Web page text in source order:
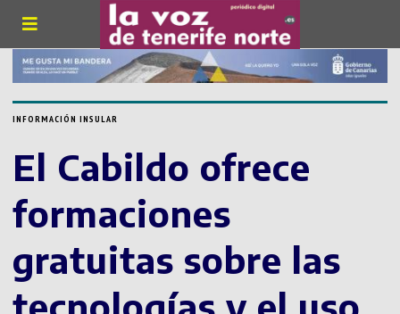
INFORMACIÓN INSULAR
El Cabildo ofrece
formaciones
gratuitas sobre las